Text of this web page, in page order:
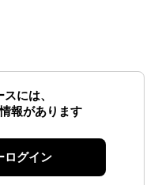
には、
報があります
ログイン